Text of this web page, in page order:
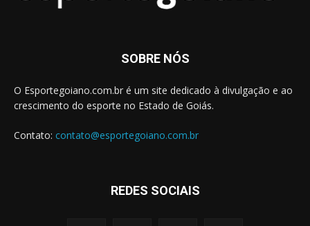
SOBRE NÓS
O Esportegoiano.com.br é um site dedicado à divulgação e ao
crescimento do esporte no Estado de Goiás.
Contato: contato@esportegoiano.com.br
REDES SOCIAIS